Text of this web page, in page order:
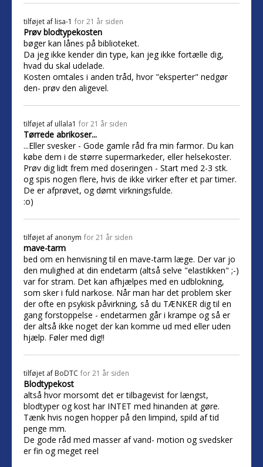
tilføjet af lisa-1 for 21 år siden
Prøv blodtypekosten
bøger kan lånes på biblioteket.
Da jeg ikke kender din type, kan jeg ikke fortælle dig,
hvad du skal udelade.
Kosten omtales i anden tråd, hvor "eksperter" nedgør
den- prøv den aligevel.
tilføjet af ullala1 for 21 år siden
Tørrede abrikoser...
...Eller svesker - Gode gamle råd fra min farmor. Du kan
købe dem i de større supermarkeder, eller helsekoster.
Prøv dig lidt frem med doseringen - Start med 2-3 stk.
og spis nogen flere, hvis de ikke virker efter et par timer.
De er afprøvet, og dømt virkningsfulde.
:o)
tilføjet af anonym for 21 år siden
mave-tarm
bed om en henvisning til en mave-tarm læge. Der var jo
den mulighed at din endetarm (altså selve "elastikken" ;-)
var for stram. Det kan afhjælpes med en udblokning,
som sker i fuld narkose. Når man har det problem sker
der ofte en psykisk påvirkning, så du TÆNKER dig til en
gang forstoppelse - endetarmen går i krampe og så er
der altså ikke noget der kan komme ud med eller uden
hjælp. Føler med dig!!
tilføjet af BoDTC for 21 år siden
Blodtypekost
altså hvor morsomt det er tilbagevist for længst,
blodtyper og kost har INTET med hinanden at gøre.
Tænk hvis nogen hopper på den limpind, spild af tid
penge mm.
De gode råd med masser af vand- motion og svedsker
er fin og meget reel